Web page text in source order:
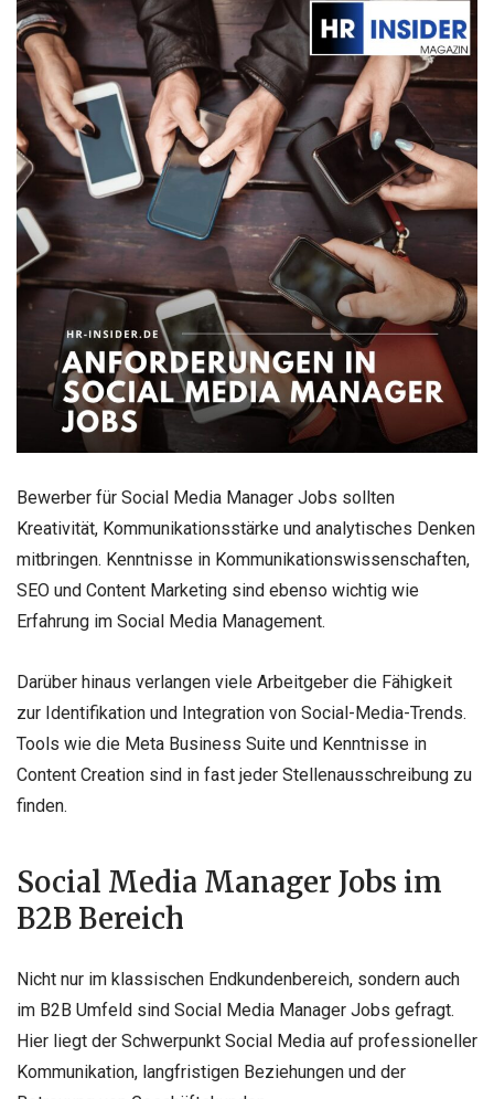
Bewerber für Social Media Manager Jobs sollten
Kreativität, Kommunikationsstärke und analytisches Denken
mitbringen. Kenntnisse in Kommunikationswissenschaften,
SEO und Content Marketing sind ebenso wichtig wie
Erfahrung im Social Media Management.
Darüber hinaus verlangen viele Arbeitgeber die Fähigkeit
zur Identifikation und Integration von Social-Media-Trends.
Tools wie die Meta Business Suite und Kenntnisse in
Content Creation sind in fast jeder Stellenausschreibung zu
finden.
Social Media Manager Jobs im
B2B Bereich
Nicht nur im klassischen Endkundenbereich, sondern auch
im B2B Umfeld sind Social Media Manager Jobs gefragt.
Hier liegt der Schwerpunkt Social Media auf professioneller
Kommunikation, langfristigen Beziehungen und der